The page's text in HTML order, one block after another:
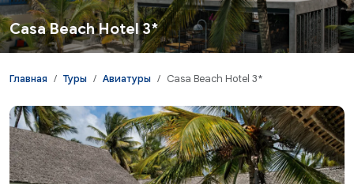
Casa Beach Hotel 3*
Главная Туры Авиатуры Casa Beach Hotel 3*